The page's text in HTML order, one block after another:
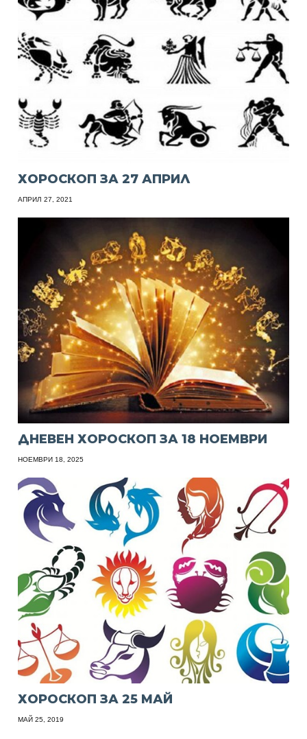
ХОРОСКОП ЗА 27 АПРИЛ
АПРИЛ 27, 2021
ДНЕВЕН ХОРОСКОП ЗА 18 НОЕМВРИ
НОЕМВРИ 18, 2025
ХОРОСКОП ЗА 25 МАЙ
МАЙ 25, 2019